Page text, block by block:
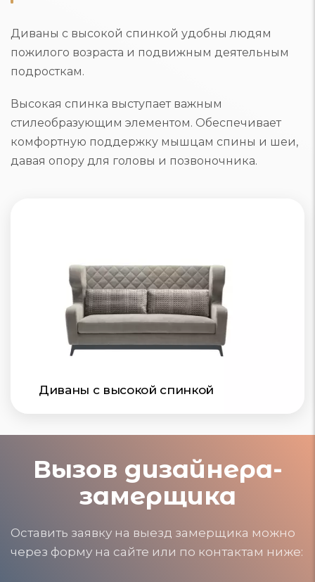
Диваны с высокой спинкой удобны людям
пожилого возраста и подвижным деятельным
подросткам.
Высокая спинка выступает важным
стилеобразующим элементом. Обеспечивает
комфортную поддержку мышцам спины и шеи,
давая опору для головы и позвоночника.
Диваны с высокой спинкой
Вызов дизайнера-
замерщика
Оставить заявку на выезд замерщика можно
через форму на сайте или по контактам ниже: